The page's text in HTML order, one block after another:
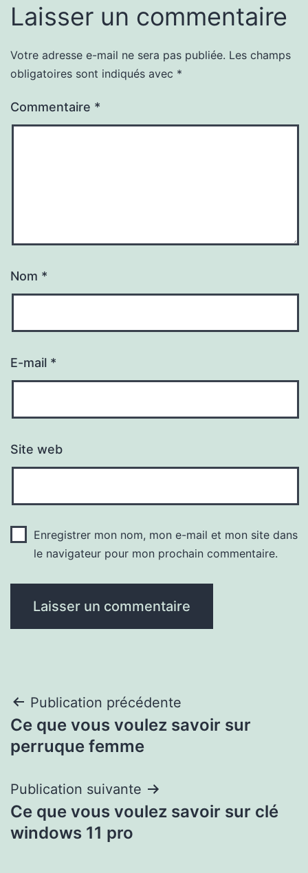
Laisser un commentaire
Votre adresse e-mail ne sera pas publiée. Les champs
obligatoires sont indiqués avec *
Commentaire *
Nom *
E-mail *
Site web
Enregistrer mon nom, mon e-mail et mon site dans
le navigateur pour mon prochain commentaire.
Navigation
de
Publication précédente
Ce que vous voulez savoir sur
perruque femme
Publication suivante
Ce que vous voulez savoir sur clé
windows 11 pro